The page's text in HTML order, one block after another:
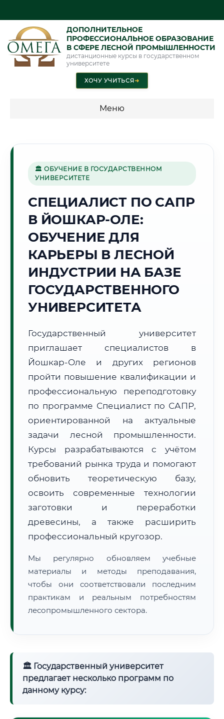
ДОПОЛНИТЕЛЬНОЕ
ПРОФЕССИОНАЛЬНОЕ ОБРАЗОВАНИЕ
В СФЕРЕ ЛЕСНОЙ ПРОМЫШЛЕННОСТИ
дистанционные курсы в государственном
университете
ХОЧУ УЧИТЬСЯ➜
Меню
промышленность"
🌲
Г. ЙОШКАР-ОЛА
Точное местное время:
16:07:08
Воскресенье, 9 Августа
Погода в г. Йошкар-Ола:
🌅 Восход:04:05
📍 Региональная справка г. Йошкар-Ола
Тел. код:
Почтовые индексы:
424000–424999
Часовой пояс:
МСК (UTC+3)
Формат учебы:
Дистанционно
🗺️ Зона обслуживания: г. Йошкар-Ола
Расчет логистики оригиналов:
• Маршрут транзита:
• Экспресс-доставка СДЭК / Почтой:3–5 рабочих дней
📜 Документы и аккредитация
🔍Нажмите на документ для увеличения и просмотра
🏛 ОБУЧЕНИЕ В ГОСУДАРСТВЕННОМ
УНИВЕРСИТЕТЕ
СПЕЦИАЛИСТ ПО САПР
В ЙОШКАР-ОЛЕ:
ОБУЧЕНИЕ ДЛЯ
КАРЬЕРЫ В ЛЕСНОЙ
ИНДУСТРИИ НА БАЗЕ
ГОСУДАРСТВЕННОГО
УНИВЕРСИТЕТА
Государственный университет
приглашает специалистов в
Йошкар-Оле и других регионов
пройти повышение квалификации и
профессиональную переподготовку
по программе Специалист по САПР,
ориентированной на актуальные
задачи лесной промышленности.
Курсы разрабатываются с учётом
требований рынка труда и помогают
обновить теоретическую базу,
освоить современные технологии
заготовки и переработки
древесины, а также расширить
профессиональный кругозор.
Мы регулярно обновляем учебные
материалы и методы преподавания,
чтобы они соответствовали последним
практикам и реальным потребностям
лесопромышленного сектора.
🏛 Государственный университет
предлагает несколько программ по
данному курсу: